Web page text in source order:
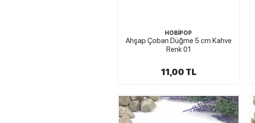
HOBİPOP
Ahşap Çoban Düğme 5 cm Kahve
Renk 01
11,00 TL